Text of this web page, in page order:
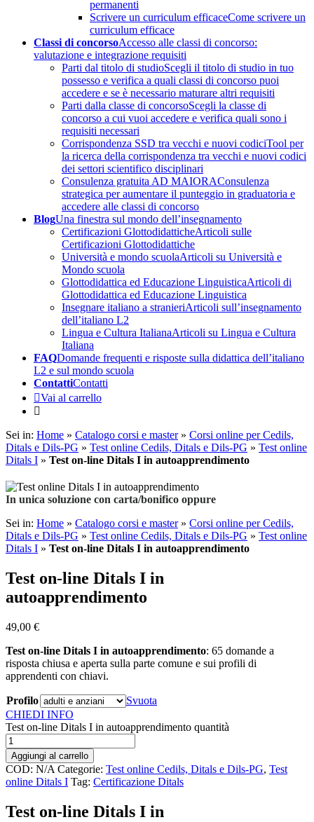
permanenti
Scrivere un curriculum efficaceCome scrivere un
curriculum efficace
Classi di concorsoAccesso alle classi di concorso:
valutazione e integrazione requisiti
Parti dal titolo di studioScegli il titolo di studio in tuo
possesso e verifica a quali classi di concorso puoi
accedere e se è necessario maturare altri requisiti
Parti dalla classe di concorsoScegli la classe di
concorso a cui vuoi accedere e verifica quali sono i
requisiti necessari
Corrispondenza SSD tra vecchi e nuovi codiciTool per
la ricerca della corrispondenza tra vecchi e nuovi codici
dei settori scientifico disciplinari
Consulenza gratuita AD MAIORAConsulenza
strategica per aumentare il punteggio in graduatoria e
accedere alle classi di concorso
BlogUna finestra sul mondo dell’insegnamento
Certificazioni GlottodidatticheArticoli sulle
Certificazioni Glottodidattiche
Università e mondo scuolaArticoli su Università e
Mondo scuola
Glottodidattica ed Educazione LinguisticaArticoli di
Glottodidattica ed Educazione Linguistica
Insegnare italiano a stranieriArticoli sull’insegnamento
dell’italiano L2
Lingua e Cultura ItalianaArticoli su Lingua e Cultura
Italiana
FAQDomande frequenti e risposte sulla didattica dell’italiano
L2 e sul mondo scuola
ContattiContatti
Vai al carrello
Sei in: Home » Catalogo corsi e master» Corsi online per Cedils,
Ditals e Dils-PG » Test online Cedils, Ditals e Dils-PG » Test online
Ditals I » Test on-line Ditals I in autoapprendimento
In unica soluzione con carta/bonifico oppure
Sei in: Home » Catalogo corsi e master» Corsi online per Cedils,
Ditals e Dils-PG » Test online Cedils, Ditals e Dils-PG » Test online
Ditals I » Test on-line Ditals I in autoapprendimento
Test on-line Ditals I in
autoapprendimento
49,00 €
Test on-line Ditals I in autoapprendimento: 65 domande a
risposta chiusa e aperta sulla parte comune e sui profili di
apprendenti con chiavi.
Profilo
Svuota
CHIEDI INFO
Test on-line Ditals I in autoapprendimento quantità
Aggiungi al carrello
COD: N/A Categorie: Test online Cedils, Ditals e Dils-PG, Test
online Ditals I Tag: Certificazione Ditals
Test on-line Ditals I in